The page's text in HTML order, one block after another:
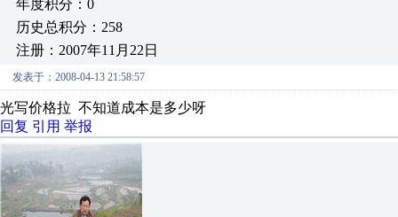
年度积分：0
历史总积分：258
注册：2007年11月22日
发表于：2008-04-13 21:58:57
光写价格拉 不知道成本是多少呀
回复 引用 举报